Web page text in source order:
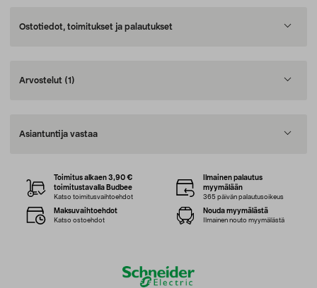
Ostotiedot, toimitukset ja palautukset
Arvostelut (1)
Asiantuntija vastaa
Toimitus alkaen 3,90 €
toimitustavalla Budbee
Katso toimitusvaihtoehdot
Ilmainen palautus
myymälään
365 päivän palautusoikeus
Maksuvaihtoehdot
Katso ostoehdot
Nouda myymälästä
Ilmainen nouto myymälästä